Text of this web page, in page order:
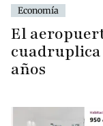
Economía
El
cuadruplica
años